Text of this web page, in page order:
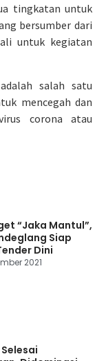
tingkatan untuk
bersumber dari
untuk kegiatan
salah satu
mencegah dan
corona atau
“Jaka Mantul”,
Siap
Dini
2021